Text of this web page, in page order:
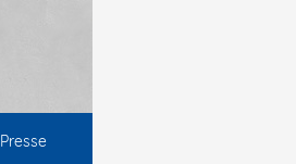
Presse